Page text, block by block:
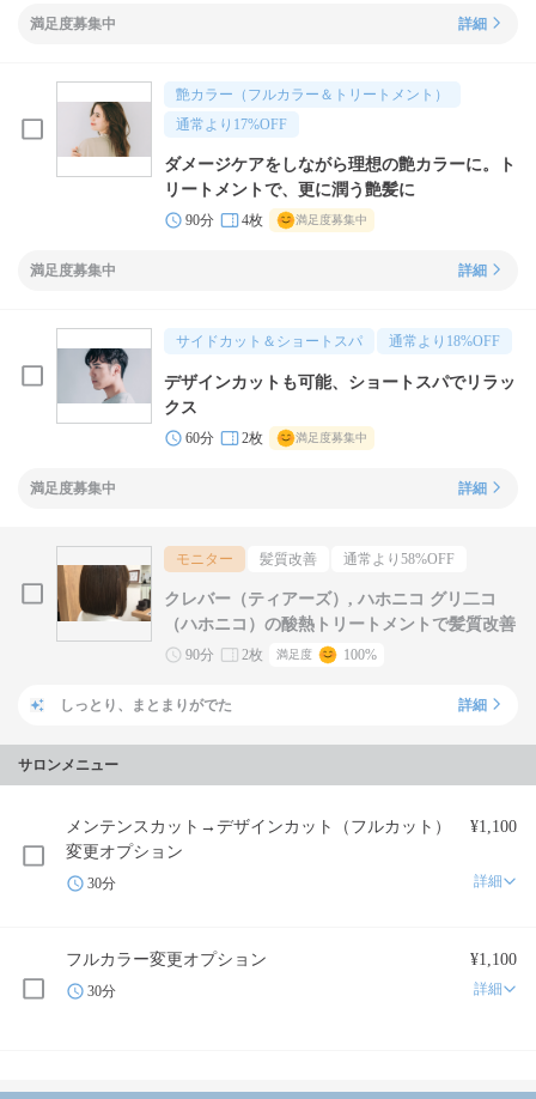
満足度募集中 詳細
艶カラー（フルカラー＆トリートメント）
通常より 17%OFF
ダメージケアをしながら理想の艶カラーに。ト
リートメントで、更に潤う艶髪に
90分 4枚 満足度募集中
満足度募集中 詳細
サイドカット＆ショートスパ 通常より 18%OFF
デザインカットも可能、ショートスパでリラッ
クス
60分 2枚 満足度募集中
満足度募集中 詳細
モニター 髪質改善 通常より 58%OFF
クレバー（ティアーズ）, ハホニコ グリ二コ
（ハホニコ）の酸熱トリートメントで髪質改善
90分 2枚 満足度 100%
しっとり、まとまりがでた 詳細
サロンメニュー
メンテンスカット→デザインカット（フルカット）
変更オプション
¥1,100
30分 詳細
フルカラー変更オプション ¥1,100
30分 詳細